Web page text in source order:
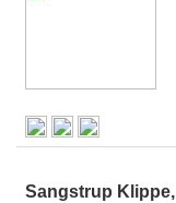
Sangstrup Klippe,